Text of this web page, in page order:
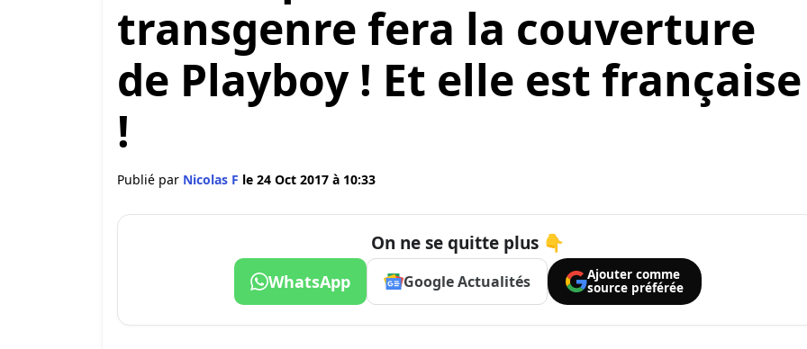
transgenre fera la couverture
de Playboy ! Et elle est française
!
Publié par Nicolas F le 24 Oct 2017 à 10:33
On ne se quitte plus 👇
WhatsApp Google Actualités
Ajouter comme
source préférée